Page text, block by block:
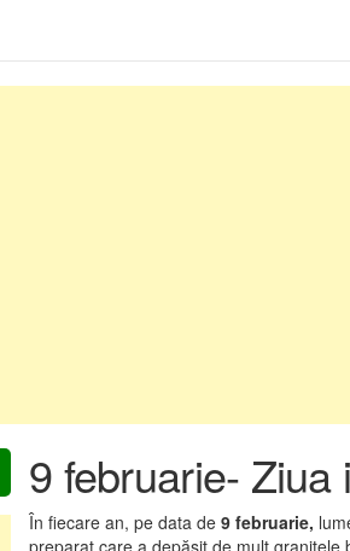
9 februarie-
În fiecare an, pe data de 9 februarie,
preparat care a depășit de mult